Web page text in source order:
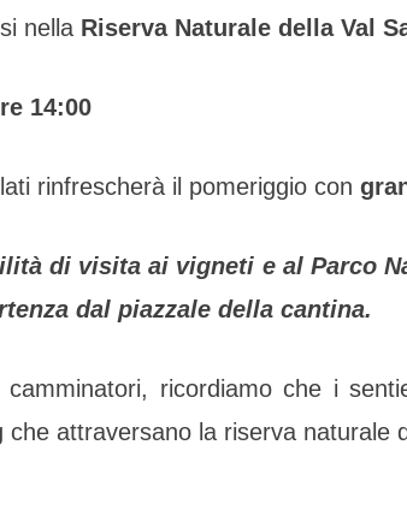
nella Riserva Naturale della Val
14:00
rinfrescherà il pomeriggio con
di visita ai vigneti e al Parco
dal piazzale della cantina.
ricordiamo che i
che attraversano la riserva naturale